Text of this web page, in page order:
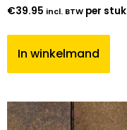
€39.95 incl. BTW per stuk
In winkelmand